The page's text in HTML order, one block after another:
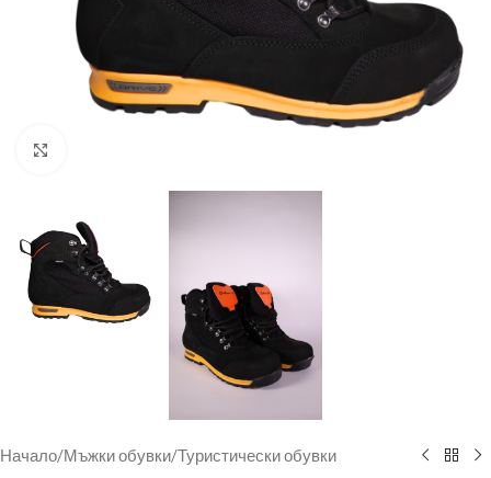
Начало/Мъжки обувки/Туристически обувки